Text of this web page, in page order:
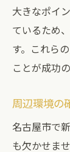
名古屋
市
新
名
大きなポイ
ているため
す。これら
ことが成功
周辺環境の
名古屋市で
も欠かせま